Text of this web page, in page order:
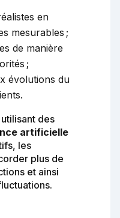
en
mesurables ;
de manière
;
évolutions du
des
artificielle
les
plus de
et ainsi